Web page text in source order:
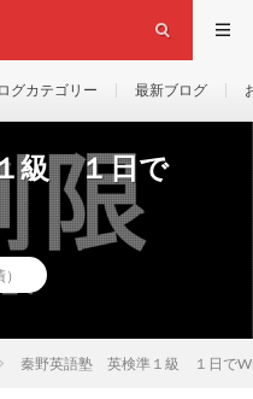
グカテゴリー 最新ブログ
級 １日で
秦野英語塾 英検準１級 １日で